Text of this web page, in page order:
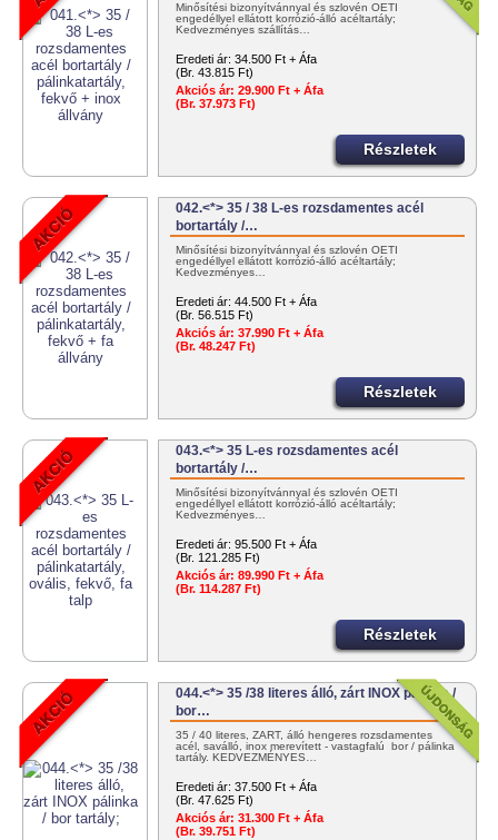
Minősítési bizonyítvánnyal és szlovén OÉTI
engedéllyel ellátott korrózió-álló acéltartály;
Kedvezményes szállítás…
Eredeti ár: 34.500 Ft + Áfa
(Br. 43.815 Ft)
Akciós ár: 29.900 Ft + Áfa
(Br. 37.973 Ft)
Részletek
042.<*> 35 / 38 L-es rozsdamentes acél
bortartály /…
Minősítési bizonyítvánnyal és szlovén OÉTI
engedéllyel ellátott korrózió-álló acéltartály;
Kedvezményes…
Eredeti ár: 44.500 Ft + Áfa
(Br. 56.515 Ft)
Akciós ár: 37.990 Ft + Áfa
(Br. 48.247 Ft)
Részletek
043.<*> 35 L-es rozsdamentes acél
bortartály /…
Minősítési bizonyítvánnyal és szlovén OÉTI
engedéllyel ellátott korrózió-álló acéltartály;
Kedvezményes…
Eredeti ár: 95.500 Ft + Áfa
(Br. 121.285 Ft)
Akciós ár: 89.990 Ft + Áfa
(Br. 114.287 Ft)
Részletek
044.<*> 35 /38 literes álló, zárt INOX pálinka /
bor…
35 / 40 literes, ZÁRT, álló hengeres rozsdamentes
acél, saválló, inox merevített - vastagfalú bor / pálinka
tartály. KEDVEZMÉNYES…
Eredeti ár: 37.500 Ft + Áfa
(Br. 47.625 Ft)
Akciós ár: 31.300 Ft + Áfa
(Br. 39.751 Ft)